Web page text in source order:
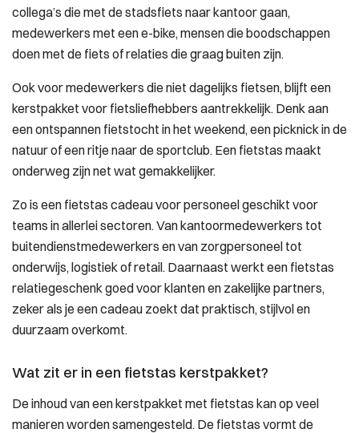
collega’s die met de stadsfiets naar kantoor gaan,
medewerkers met een e-bike, mensen die boodschappen
doen met de fiets of relaties die graag buiten zijn.
Ook voor medewerkers die niet dagelijks fietsen, blijft een
kerstpakket voor fietsliefhebbers aantrekkelijk. Denk aan
een ontspannen fietstocht in het weekend, een picknick in de
natuur of een ritje naar de sportclub. Een fietstas maakt
onderweg zijn net wat gemakkelijker.
Zo is een fietstas cadeau voor personeel geschikt voor
teams in allerlei sectoren. Van kantoormedewerkers tot
buitendienstmedewerkers en van zorgpersoneel tot
onderwijs, logistiek of retail. Daarnaast werkt een fietstas
relatiegeschenk goed voor klanten en zakelijke partners,
zeker als je een cadeau zoekt dat praktisch, stijlvol en
duurzaam overkomt.
Wat zit er in een fietstas kerstpakket?
De inhoud van een kerstpakket met fietstas kan op veel
manieren worden samengesteld. De fietstas vormt de